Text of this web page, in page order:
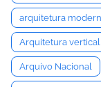
arquitetura
Arquitetura vertical
Arquivo Nacional